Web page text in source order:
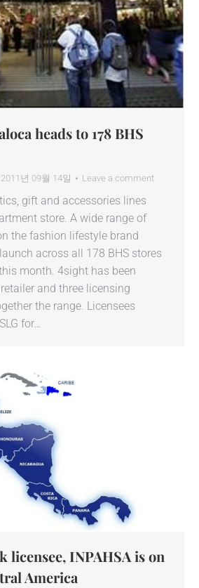
heads to 178 BHS
2011년 09월 14일 Leave a comment
gift and accessories lines
store. A wide range of
the fashion lifestyle brand
across all 178 BHS stores
month. 4sight has been
and three licensing
the range. Licensees
for…
licensee, INPAHSA is on
America